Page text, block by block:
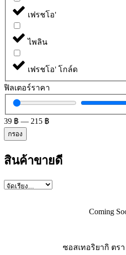
เฟรชโอ'
ไพลิน
เฟรชโอ' โกล์ด
ฟิลเตอร์ราคา
39 ฿ — 215 ฿
กรอง
สินค้าขายดี
Coming
ซอสเทอริยากิ ตรา